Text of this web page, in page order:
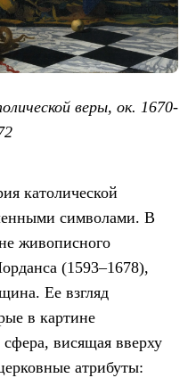
веры, ок. 1670-
католической
символами. В
живописного
(1593–1678),
Ее взгляд
в картине
висящая вверху
атрибуты: